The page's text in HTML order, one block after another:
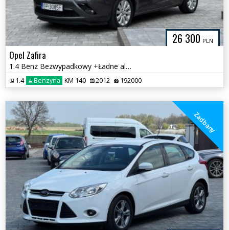
26 300 PLN
Opel Zafira
1.4 Benz Bezwypadkowy +Ładne alufelgi
1.4 Benzyna KM 140 2012 192000
Zadbany